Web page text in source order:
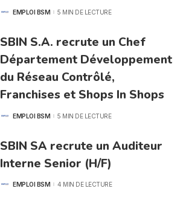
POSTEDEMPLOI BSM 5 MIN DE LECTURE
SBIN S.A. recrute un Chef
Département Développement
du Réseau Contrôlé,
Franchises et Shops In Shops
POSTEDEMPLOI BSM 5 MIN DE LECTURE
SBIN SA recrute un Auditeur
Interne Senior (H/F)
POSTEDEMPLOI BSM 4 MIN DE LECTURE